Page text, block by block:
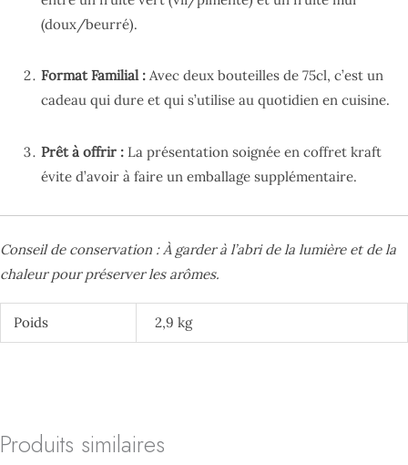
(doux/beurré).
Format Familial : Avec deux bouteilles de 75cl, c’est un
cadeau qui dure et qui s’utilise au quotidien en cuisine.
Prêt à offrir : La présentation soignée en coffret kraft
évite d’avoir à faire un emballage supplémentaire.
Conseil de conservation : À garder à l’abri de la lumière et de la
chaleur pour préserver les arômes.
Poids 2,9 kg
Produits similaires